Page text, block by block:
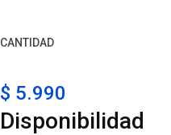
CANTIDAD
$ 5.990
Disponibilidad